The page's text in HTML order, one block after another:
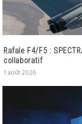
Rafale F4/F5 :
collaboratif
1 août 2026